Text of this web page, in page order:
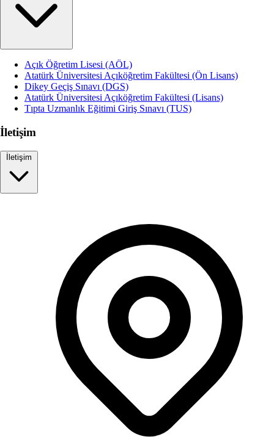
Açık Öğretim Lisesi (AÖL)
Atatürk Üniversitesi Açıköğretim Fakültesi (Ön Lisans)
Dikey Geçiş Sınavı (DGS)
Atatürk Üniversitesi Açıköğretim Fakültesi (Lisans)
Tıpta Uzmanlık Eğitimi Giriş Sınavı (TUS)
İletişim
İletişim